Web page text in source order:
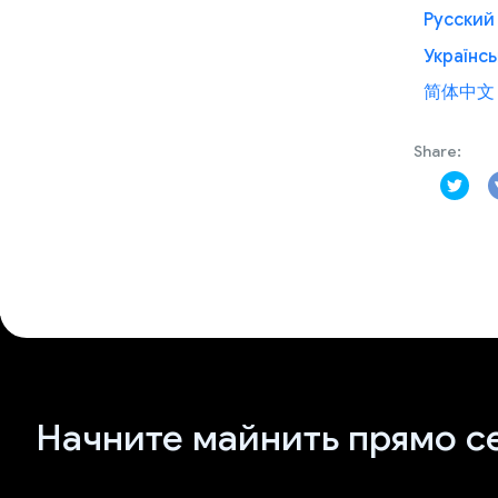
Русский
简体中文
Share:
Начните майнить прямо